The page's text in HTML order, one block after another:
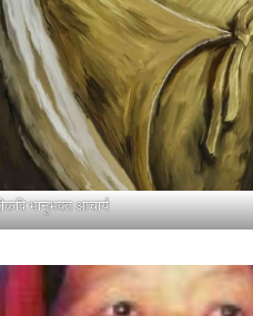
भानुभक्त आचार्य